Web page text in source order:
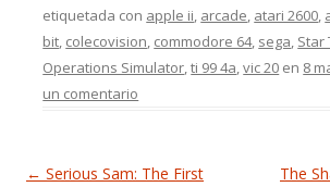
etiquetada con apple ii, arcade, atari 2600,
bit, colecovision, commodore 64, sega, Star
Operations Simulator,ti 99 4a,vic 20 en 8
un comentario
Navegación de entradas
← Serious Sam: The First
The